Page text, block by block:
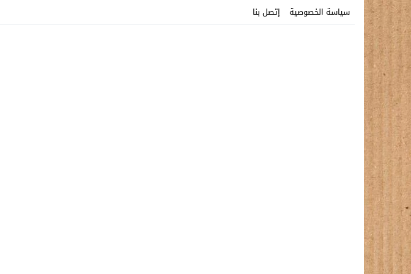
سياسة الخصوصية إتصل بنا